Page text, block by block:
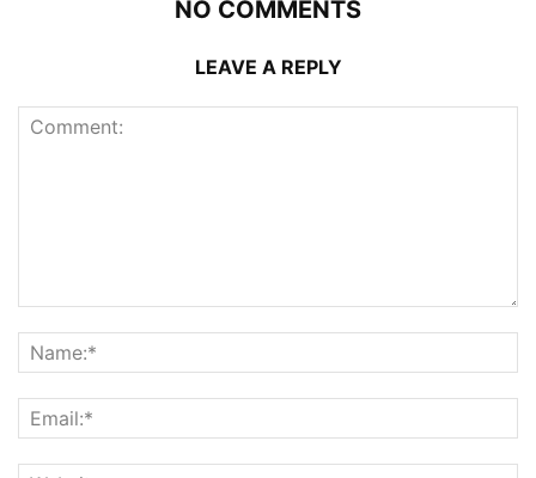
NO COMMENTS
LEAVE A REPLY